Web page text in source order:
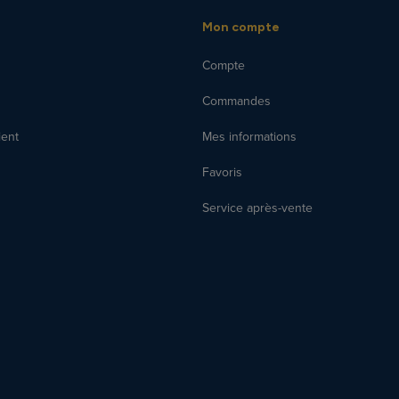
Mon compte
Compte
Commandes
Mes informations
Favoris
Service après-vente